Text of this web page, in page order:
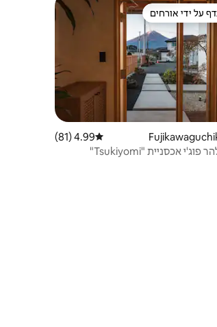
נכסים מועדפים על ידי אורחים
על ידי אורחים
דירוג ממוצע של 4.99 מתוך 5, 81 ביקורות
4.99 (81)
עם נוף להר פוג'י אכסניית "Tsukiyomi"